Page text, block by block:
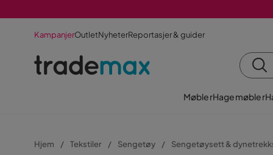
KampanjerOutletNyheterReportasjer & guider
MøblerHagemøbler
Hjem Tekstiler Sengetøy Sengetøysett &